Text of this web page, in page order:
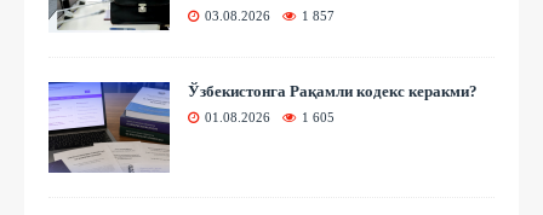
03.08.2026 1 857
Ўзбекистонга Рақамли кодекс керакми?
01.08.2026 1 605